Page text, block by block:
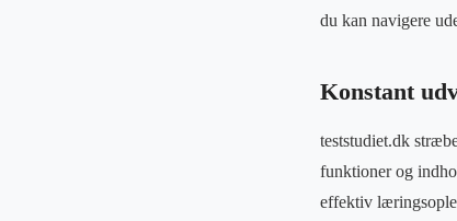
du kan navigere
Konstant
teststudiet.dk
funktioner og
effektiv